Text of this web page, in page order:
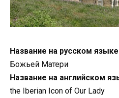
Название на русском
Божьей Матери
Название на английском
the Iberian Icon of Our Lady